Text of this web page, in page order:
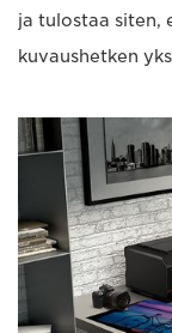
ja tulostaa siten,
kuvaushetken